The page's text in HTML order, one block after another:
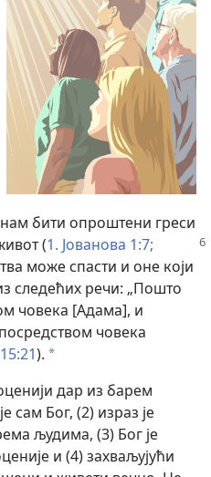
бити опроштени греси
(1. Јованова 1:7;
може спасти и оне који
следећих речи: „Пошто
човека [Адама], и
човека
). a
дар из барем
сам Бог, (2) израз је
људима, (3) Бог је
и (4) захваљујући